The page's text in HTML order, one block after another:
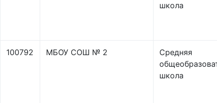
школа
100792 МБОУ СОШ № 2
Средняя
школа